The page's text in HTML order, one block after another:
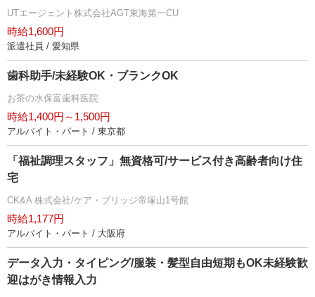
UTエージェント株式会社AGT東海第一CU
時給1,600円
派遣社員 / 愛知県
歯科助手/未経験OK・ブランクOK
お茶の水保富歯科医院
時給1,400円～1,500円
アルバイト・パート / 東京都
「福祉調理スタッフ」無資格可/サービス付き高齢者向け住
宅
CK&A 株式会社/ケア・ブリッジ帝塚山1号館
時給1,177円
アルバイト・パート / 大阪府
データ入力・タイピング/服装・髪型自由短期もOK未経験歓
迎はがき情報入力